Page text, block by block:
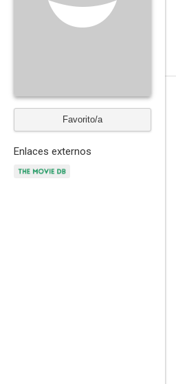
Favorito/a
Enlaces externos